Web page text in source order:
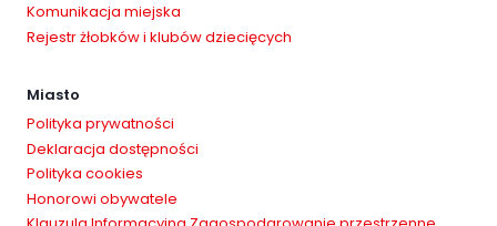
Komunikacja miejska
Rejestr żłobków i klubów dziecięcych
Miasto
Polityka prywatności
Deklaracja dostępności
Polityka cookies
Honorowi obywatele